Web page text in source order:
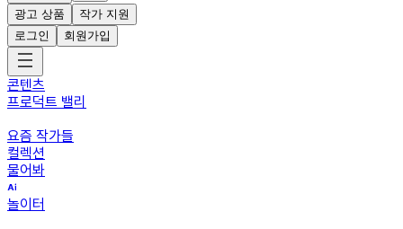
광고 상품
작가 지원
로그인
회원가입
콘텐츠
프로덕트 밸리
요즘 작가들
컬렉션
물어봐
놀이터